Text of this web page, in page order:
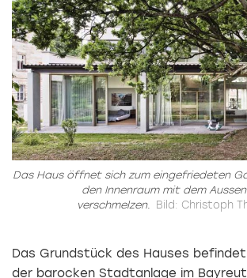
Das Haus öffnet sich zum eingefriedeten
den Innenraum mit dem
verschmelzen.
Bild: Christoph
Das Grundstück des Hauses
der barocken Stadtanlage im